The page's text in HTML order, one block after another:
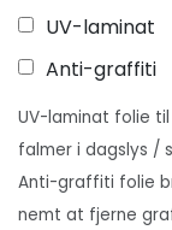
UV-laminat
Anti-graffiti
UV-laminat folie
falmer i dagslys /
Anti-graffiti folie
nemt at fjerne